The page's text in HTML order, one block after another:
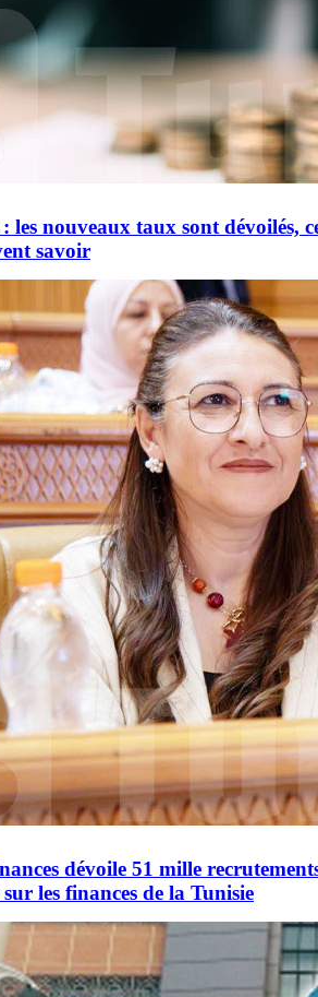
les nouveaux taux sont dévoilés,
savoir
dévoile 51 mille
les finances de la Tunisie